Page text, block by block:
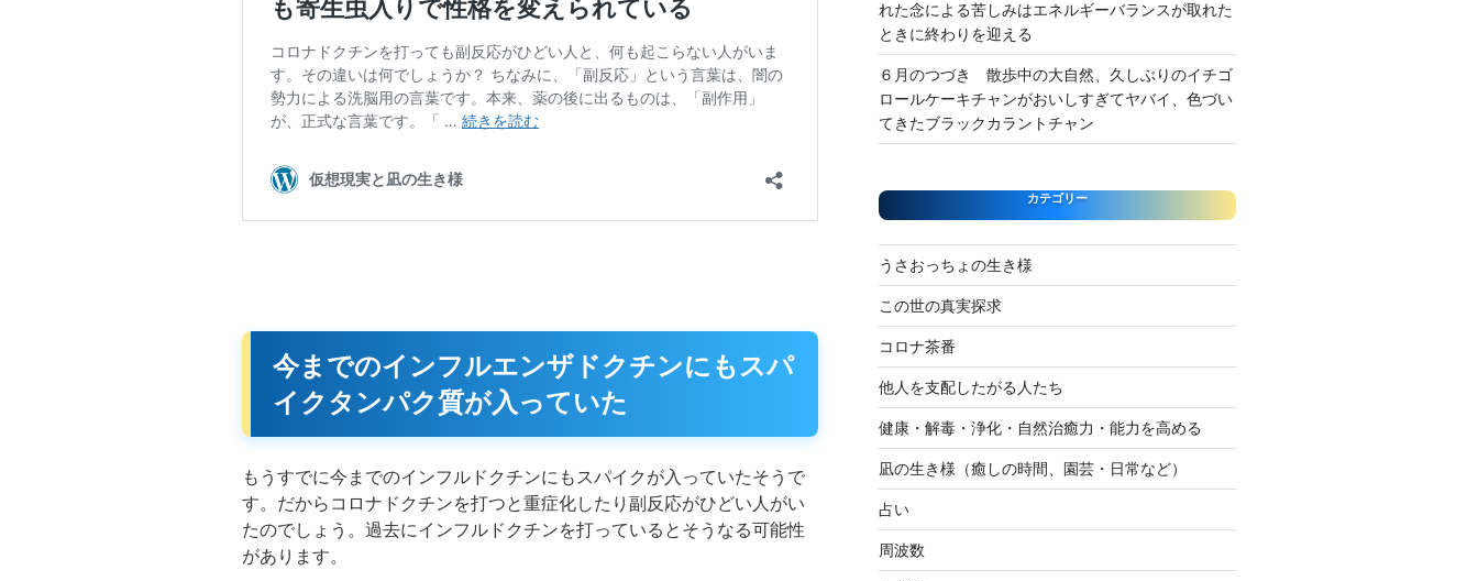
今までのインフルエンザドクチンにもスパ
イクタンパク質が入っていた
もうすでに今までのインフルドクチンにもスパイクが入っていたそうで
す。だからコロナドクチンを打つと重症化したり副反応がひどい人がい
たのでしょう。過去にインフルドクチンを打っているとそうなる可能性
があります。
れた念による苦しみはエネルギーバランスが取れた
ときに終わりを迎える
６月のつづき 散歩中の大自然、久しぶりのイチゴ
ロールケーキチャンがおいしすぎてヤバイ、色づい
てきたブラックカラントチャン
カテゴリー
うさおっちょの生き様
この世の真実探求
コロナ茶番
他人を支配したがる人たち
健康・解毒・浄化・自然治癒力・能力を高める
凪の生き様（癒しの時間、園芸・日常など）
占い
周波数